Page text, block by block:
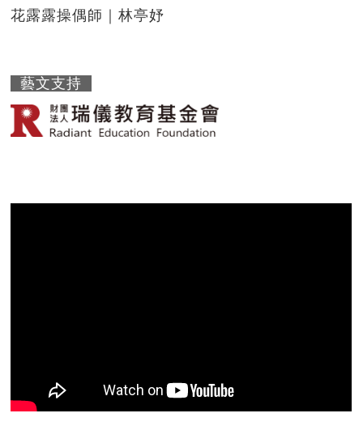
花露露操偶師｜林亭妤
藝文支持